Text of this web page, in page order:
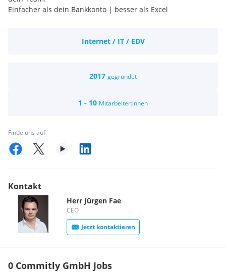
Einfacher als dein Bankkonto | besser als Excel
Internet / IT / EDV
2017 gegründet
1 - 10 Mitarbeiter:innen
Finde uns auf
Kontakt
Herr Jürgen Fae
CEO
Jetzt kontaktieren
0 Commitly GmbH Jobs